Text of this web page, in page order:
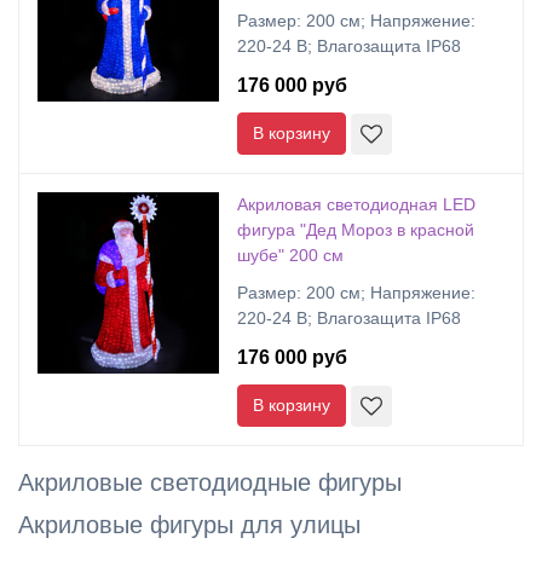
Размер: 200 см; Напряжение:
220-24 В; Влагозащита IP68
176 000 руб
В корзину
Акриловая светодиодная LED
фигура "Дед Мороз в красной
шубе" 200 см
Размер: 200 см; Напряжение:
220-24 В; Влагозащита IP68
176 000 руб
В корзину
Акриловые светодиодные фигуры
Акриловые фигуры для улицы